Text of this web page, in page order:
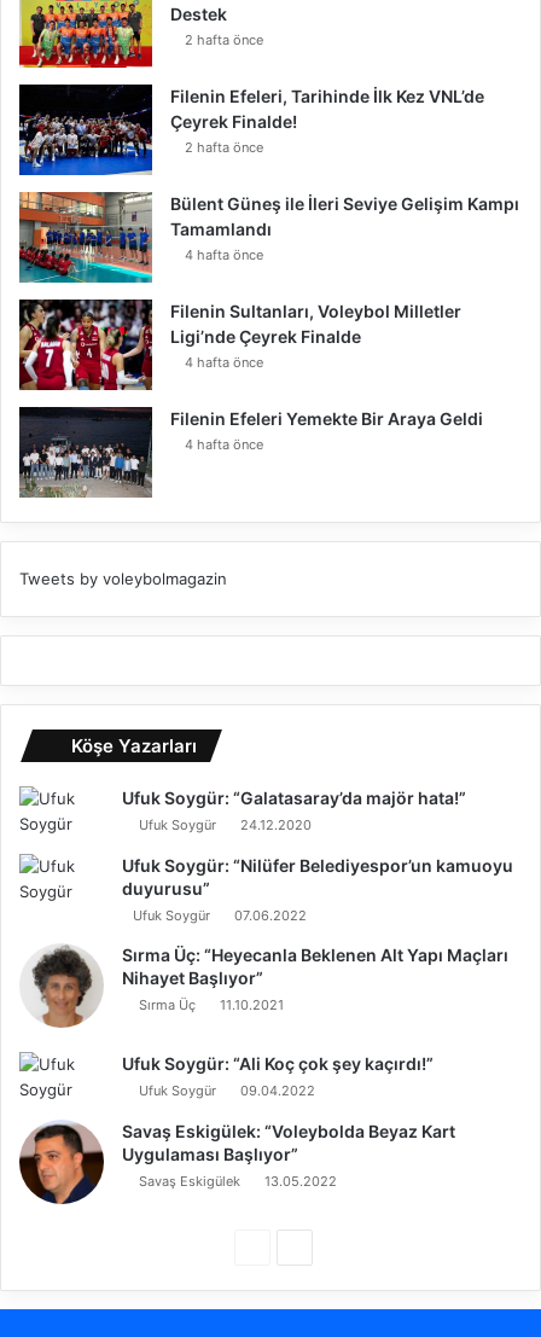
Destek
2 hafta önce
Filenin Efeleri, Tarihinde İlk Kez VNL’de
Çeyrek Finalde!
2 hafta önce
Bülent Güneş ile İleri Seviye Gelişim Kampı
Tamamlandı
4 hafta önce
Filenin Sultanları, Voleybol Milletler
Ligi’nde Çeyrek Finalde
4 hafta önce
Filenin Efeleri Yemekte Bir Araya Geldi
4 hafta önce
Tweets by voleybolmagazin
Köşe Yazarları
Ufuk Soygür: “Galatasaray’da majör hata!”
Ufuk Soygür 24.12.2020
Ufuk Soygür: “Nilüfer Belediyespor’un kamuoyu
duyurusu”
Ufuk Soygür 07.06.2022
Sırma Üç: “Heyecanla Beklenen Alt Yapı Maçları
Nihayet Başlıyor”
Sırma Üç 11.10.2021
Ufuk Soygür: “Ali Koç çok şey kaçırdı!”
Ufuk Soygür 09.04.2022
Savaş Eskigülek: “Voleybolda Beyaz Kart
Uygulaması Başlıyor”
Savaş Eskigülek 13.05.2022
c
n